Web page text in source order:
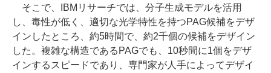
そこで、IBMリサーチでは、分子生成モデルを活用
し、毒性が低く、適切な光学特性を持つPAG候補をデザ
インしたところ、約5時間で、約2千個の候補をデザイン
した。複雑な構造であるPAGでも、10秒間に1個をデザ
インするスピードであり、専門家が人手によってデザイ